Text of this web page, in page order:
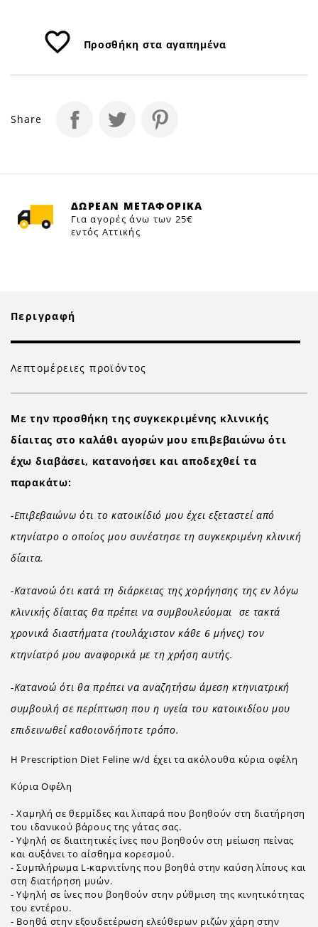
favorite_border Προσθήκη στα αγαπημένα
Share
ΔΩΡΕΑΝ ΜΕΤΑΦΟΡΙΚΑ
Για αγορές άνω των 25€
εντός Αττικής
Περιγραφή
Λεπτομέρειες προϊόντος
Με την προσθήκη της συγκεκριμένης κλινικής
δίαιτας στο καλάθι αγορών μου επιβεβαιώνω ότι
έχω διαβάσει, κατανοήσει και αποδεχθεί τα
παρακάτω:
-Επιβεβαιώνω ότι το κατοικίδιό μου έχει εξεταστεί από
κτηνίατρο ο οποίος μου συνέστησε τη συγκεκριμένη κλινική
δίαιτα.
-Κατανοώ ότι κατά τη διάρκειας της χορήγησης της εν λόγω
κλινικής δίαιτας θα πρέπει να συμβουλεύομαι σε τακτά
χρονικά διαστήματα (τουλάχιστον κάθε 6 μήνες) τον
κτηνίατρό μου αναφορικά με τη χρήση αυτής.
-Κατανοώ ότι θα πρέπει να αναζητήσω άμεση κτηνιατρική
συμβουλή σε περίπτωση που η υγεία του κατοικιδίου μου
επιδεινωθεί καθοιονδήποτε τρόπο.
Η Prescription Diet Feline w/d έχει τα ακόλουθα κύρια οφέλη
Κύρια Οφέλη
- Χαμηλή σε θερμίδες και λιπαρά που βοηθούν στη διατήρηση
του ιδανικού βάρους της γάτας σας.
- Υψηλή σε διαιτητικές ίνες που βοηθούν στη μείωση πείνας
και αυξάνει το αίσθημα κορεσμού.
- Συμπλήρωμα L-καρνιτίνης που βοηθά στην καύση λίπους και
στη διατήρηση μυών.
- Υψηλή σε ίνες που βοηθούν στην ρύθμιση της κινητικότητας
του εντέρου.
- Βοηθά στην εξουδετέρωση ελεύθερων ριζών χάρη στην